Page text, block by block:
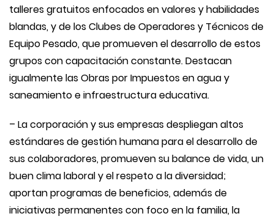
talleres gratuitos enfocados en valores y habilidades
blandas, y de los Clubes de Operadores y Técnicos de
Equipo Pesado, que promueven el desarrollo de estos
grupos con capacitación constante. Destacan
igualmente las Obras por Impuestos en agua y
saneamiento e infraestructura educativa.
– La corporación y sus empresas despliegan altos
estándares de gestión humana para el desarrollo de
sus colaboradores, promueven su balance de vida, un
buen clima laboral y el respeto a la diversidad;
aportan programas de beneficios, además de
iniciativas permanentes con foco en la familia, la